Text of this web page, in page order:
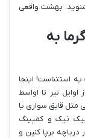
بهشت واقعی
به
استثناست! اینجا
تیر تا اواسط
مثل قایق سواری یا
نیک و کمپینگ
برپا کنین و